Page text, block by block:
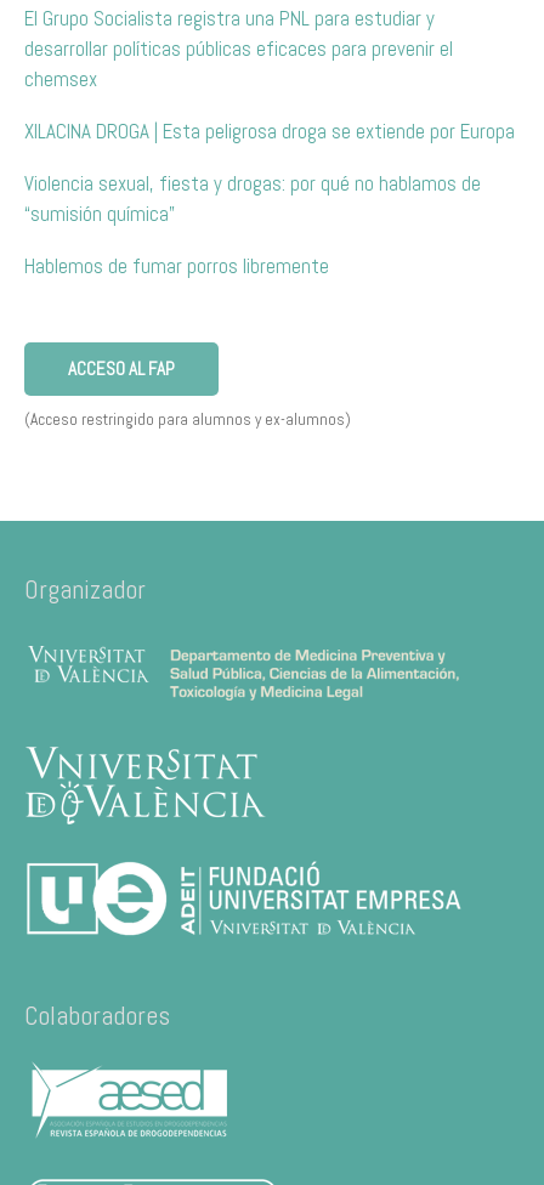
El Grupo Socialista registra una PNL para estudiar y
desarrollar políticas públicas eficaces para prevenir el
chemsex
XILACINA DROGA | Esta peligrosa droga se extiende por Europa
Violencia sexual, fiesta y drogas: por qué no hablamos de
“sumisión química”
Hablemos de fumar porros libremente
ACCESO AL FAP
(Acceso restringido para alumnos y ex-alumnos)
Organizador
Colaboradores